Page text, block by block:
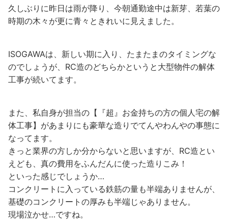
久しぶりに昨日は雨が降り、今朝通勤途中は新芽、若葉の
時期の木々が更に青々ときれいに見えました。
ISOGAWAは、新しい期に入り、たまたまのタイミングな
のでしょうが、RC造のどちらかというと大型物件の解体
工事が続いてます。
また、私自身が担当の【『超』お金持ちの方の個人宅の解
体工事】があまりにも豪華な造りでてんやわんやの事態に
なってます。
きっと業界の方しか分からないと思いますが、RC造とい
えども、真の費用をふんだんに使った造りこみ！
といった感じでしょうか…
コンクリートに入っている鉄筋の量も半端ありませんが、
基礎のコンクリートの厚みも半端じゃありません。
現場泣かせ…ですね。